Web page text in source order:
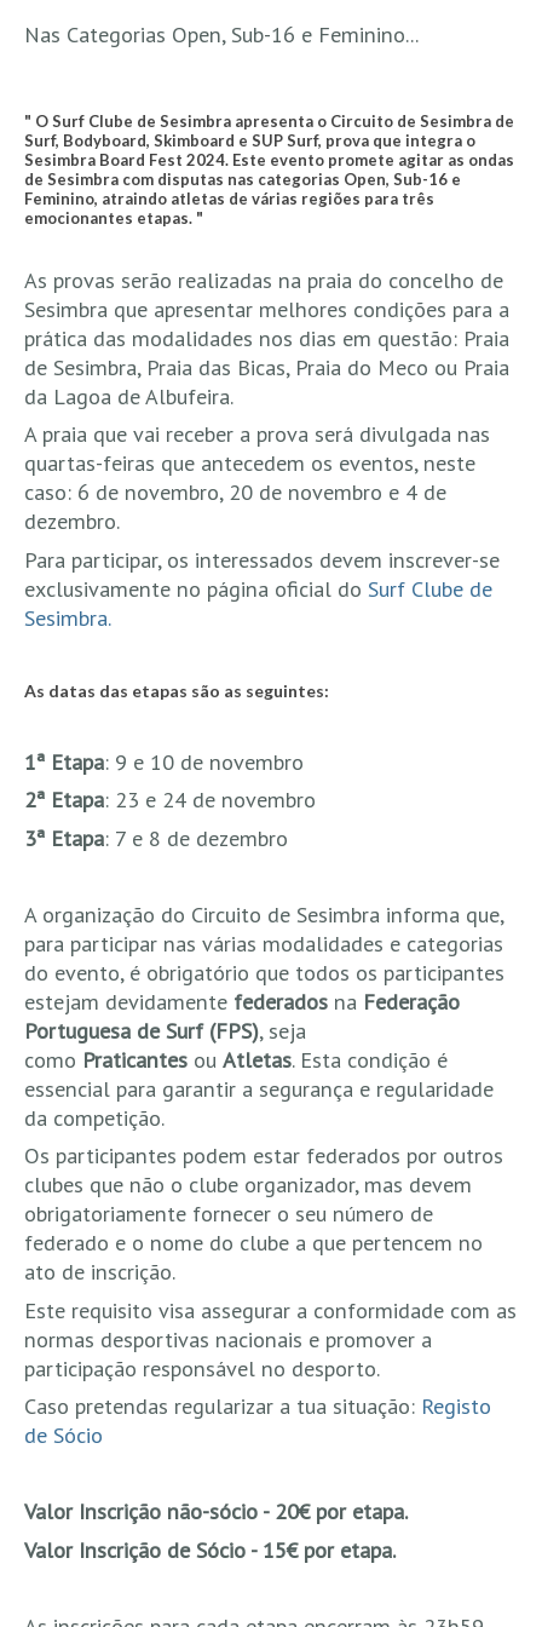
Cabo do Mundo HD
Leça da Palmeira HD
Leça da Palmeira bar Oscar HD
Matosinhos HD
Cabedelo do Porto
Espinho HD
Espinho vista aérea HD
Espinho - Silvalde HD
AVEIRO
Cortegaça (Vila do Surf) HD
Cortegaça Onda Pontão HD
Praia da Barra Norte HD
Mira
FIGUEIRA DA FOZ
Nazaré HD
Nazaré Praias Sul
PENICHE
SANTA CRUZ
Praia do Navio HD
ERICEIRA HD
Ericeira HD
Ericeira - Ribeira D'Ilhas HD
Boardriders Ericeira HD
Ericeira Praias Sul HD
Foz do Lizandro
SINTRA
Praia Grande HD
Praia Grande Panorâmica HD
LINHA DE CASCAIS/ESTORIL
Guincho Norte
São Pedro do estoril
Parede
Carcavelos Secret HD
Carcavelos - Calhau
Nas Categorias Open, Sub-16 e Feminino...
" O Surf Clube de Sesimbra apresenta o Circuito de Sesimbra de
Surf, Bodyboard, Skimboard e SUP Surf, prova que integra o
Sesimbra Board Fest 2024. Este evento promete agitar as ondas
de Sesimbra com disputas nas categorias Open, Sub-16 e
Feminino, atraindo atletas de várias regiões para três
emocionantes etapas. "
As provas serão realizadas na praia do concelho de
Sesimbra que apresentar melhores condições para a
prática das modalidades nos dias em questão: Praia
de Sesimbra, Praia das Bicas, Praia do Meco ou Praia
da Lagoa de Albufeira.
A praia que vai receber a prova será divulgada nas
quartas-feiras que antecedem os eventos, neste
caso: 6 de novembro, 20 de novembro e 4 de
dezembro.
Para participar, os interessados devem inscrever-se
exclusivamente no página oficial do Surf Clube de
Sesimbra.
As datas das etapas são as seguintes:
1ª Etapa: 9 e 10 de novembro
2ª Etapa: 23 e 24 de novembro
3ª Etapa: 7 e 8 de dezembro
A organização do Circuito de Sesimbra informa que,
para participar nas várias modalidades e categorias
do evento, é obrigatório que todos os participantes
estejam devidamente federados na Federação
Portuguesa de Surf (FPS), seja
como Praticantes ou Atletas. Esta condição é
essencial para garantir a segurança e regularidade
da competição.
Os participantes podem estar federados por outros
clubes que não o clube organizador, mas devem
obrigatoriamente fornecer o seu número de
federado e o nome do clube a que pertencem no
ato de inscrição.
Este requisito visa assegurar a conformidade com as
normas desportivas nacionais e promover a
participação responsável no desporto.
Caso pretendas regularizar a tua situação: Registo
de Sócio
Valor Inscrição não-sócio - 20€ por etapa.
Valor Inscrição de Sócio - 15€ por etapa.